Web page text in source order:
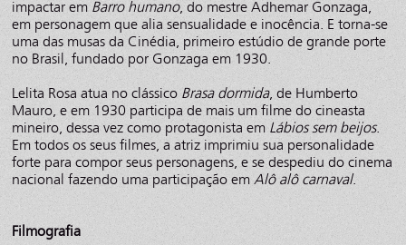
impactar em Barro humano, do mestre Adhemar Gonzaga,
em personagem que alia sensualidade e inocência. E torna-se
uma das musas da Cinédia, primeiro estúdio de grande porte
no Brasil, fundado por Gonzaga em 1930.
Lelita Rosa atua no clássico Brasa dormida, de Humberto
Mauro, e em 1930 participa de mais um filme do cineasta
mineiro, dessa vez como protagonista em Lábios sem beijos.
Em todos os seus filmes, a atriz imprimiu sua personalidade
forte para compor seus personagens, e se despediu do cinema
nacional fazendo uma participação emAlô alô carnaval.
Filmografia